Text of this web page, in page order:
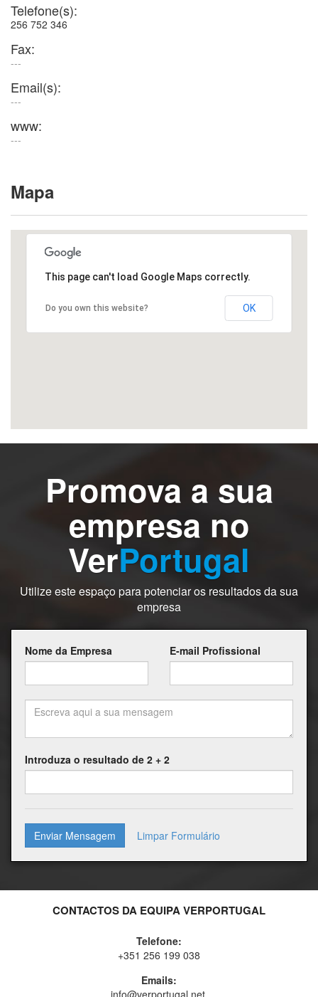
Telefone(s):
256 752 346
Fax:
---
Email(s):
---
www:
---
Mapa
This page can't load Google Maps correctly.
Do you own this website? OK
Promova a sua
empresa no
VerPortugal
Utilize este espaço para potenciar os resultados da sua
empresa
Nome da Empresa E-mail Profissional
Introduza o resultado de 2 + 2
Enviar Mensagem
CONTACTOS DA EQUIPA VERPORTUGAL
Telefone:
+351 256 199 038
Emails:
info@verportugal.net